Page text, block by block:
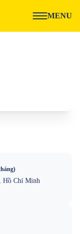
MENU
Hồ Chí Minh